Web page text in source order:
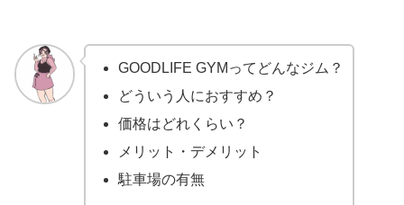
GOODLIFE GYMってどんなジム？
どういう人におすすめ？
価格はどれくらい？
メリット・デメリット
駐車場の有無